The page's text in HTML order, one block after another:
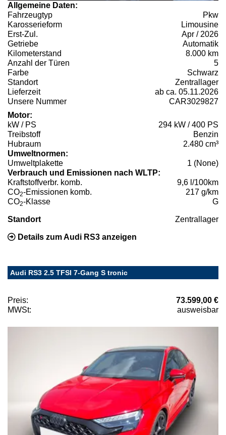
Allgemeine Daten:
Fahrzeugtyp
Pkw
Karosserieform
Limousine
Erst-Zul.
Apr / 2026
Getriebe
Automatik
Kilometerstand
8.000 km
Anzahl der Türen
5
Farbe
Schwarz
Standort
Zentrallager
Lieferzeit
ab ca. 05.11.2026
Unsere Nummer
CAR3029827
Motor:
kW / PS
294 kW / 400 PS
Treibstoff
Benzin
Hubraum
2.480 cm³
Umweltnormen:
Umweltplakette
1 (None)
Verbrauch und Emissionen nach WLTP:
Kraftstoffverbr. komb.
9,6 l/100km
CO2-Emissionen komb.
217 g/km
CO2-Klasse G
Standort Zentrallager
Details zum Audi RS3 anzeigen
Audi RS3 2.5 TFSI 7-Gang S tronic
Preis:
73.599,00 €
MWSt:
ausweisbar